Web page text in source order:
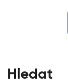
Hledat